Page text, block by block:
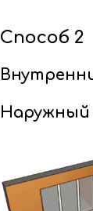
Способ 2
Наружный